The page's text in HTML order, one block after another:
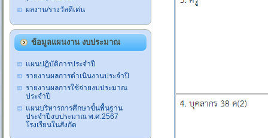
ผลงาน/รางวัลดีเด่น
ข้อมูลแผนงาน งบประมาณ
แผนปฏิบัติการประจำปี
รายงานผลการดำเนินงานประจำปี
รายงานผลการใช้จ่ายงบประมาณ
ประจำปี
แผนบริหารการศึกษาขั้นพื้นฐาน
ประจำปีงบประมาณ พ.ศ.2567
โรงเรียนในสังกัด